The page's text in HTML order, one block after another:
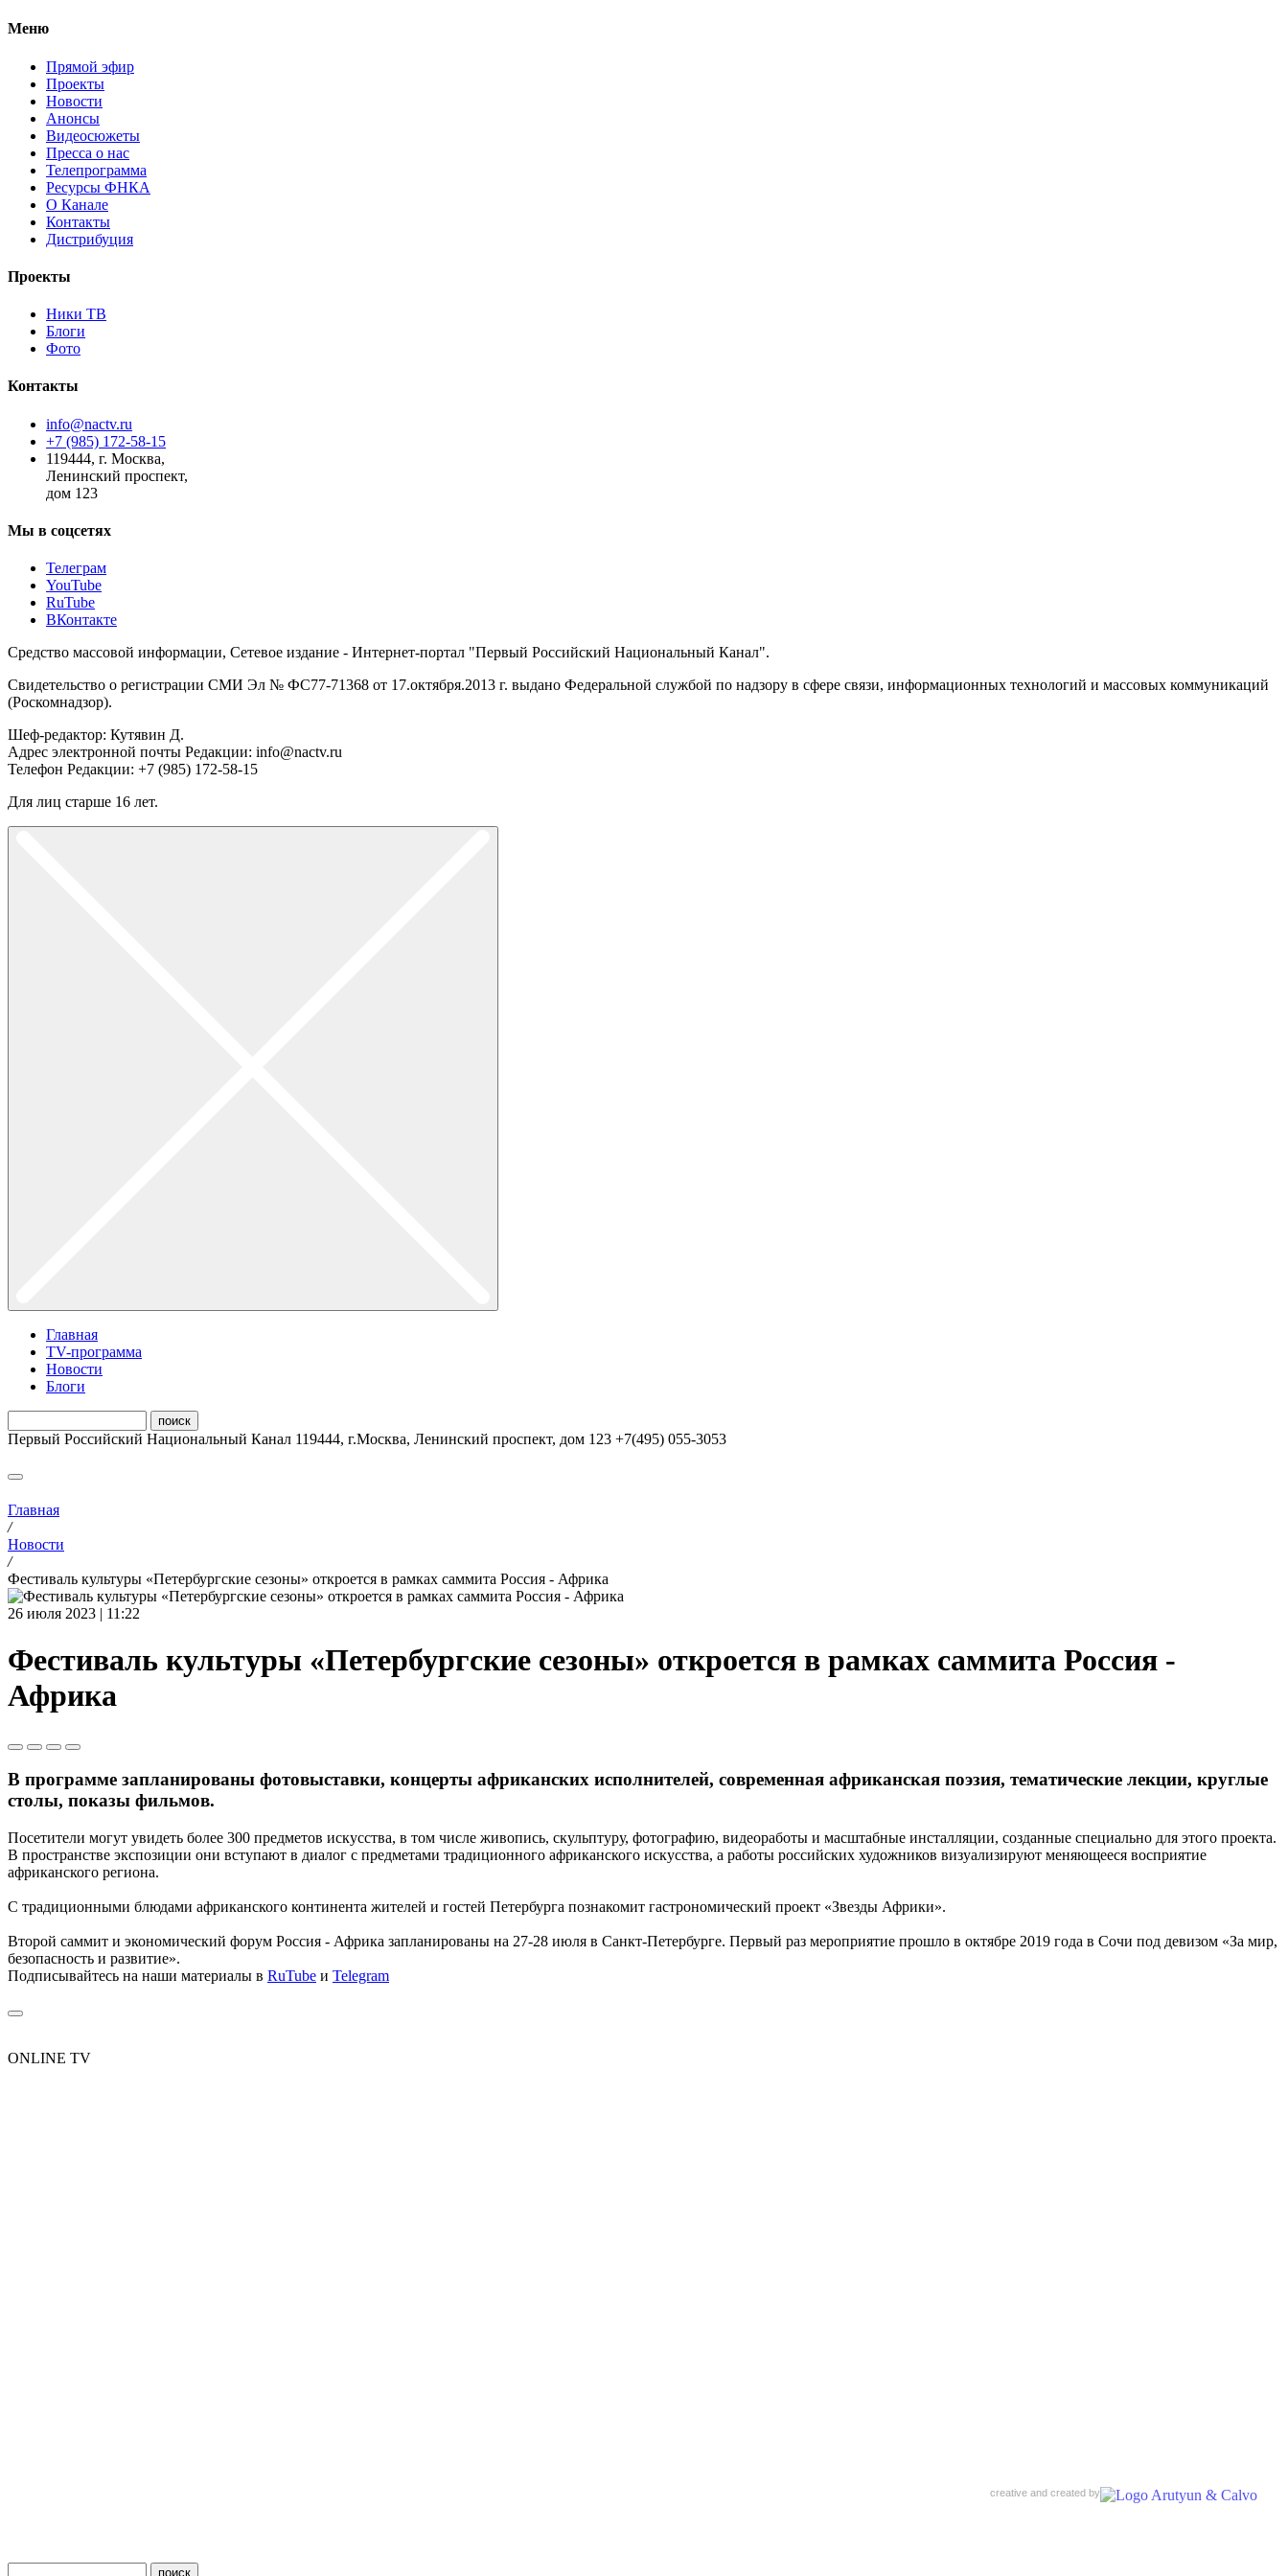
Меню
Прямой эфир
Проекты
Новости
Анонсы
Видеосюжеты
Пресса о нас
Телепрограмма
Ресурсы ФНКА
О Канале
Контакты
Дистрибуция
Проекты
Ники ТВ
Блоги
Фото
Контакты
info@nactv.ru
+7 (985) 172-58-15
119444, г. Москва,
Ленинский проспект,
дом 123
Мы в соцсетях
Телеграм
YouTube
RuTube
ВКонтакте
Средство массовой информации, Сетевое издание - Интернет-портал "Первый Российский Национальный Канал".
Свидетельство о регистрации СМИ Эл № ФС77-71368 от 17.октября.2013 г. выдано Федеральной службой по надзору в сфере связи, информационных технологий и массовых коммуникаций
(Роскомнадзор).
Шеф-редактор: Кутявин Д.
Адрес электронной почты Редакции: info@nactv.ru
Телефон Редакции: +7 (985) 172-58-15
Для лиц старше 16 лет.
creative and created by
Главная
ТV-программа
Новости
Блоги
Первый Российский Национальный Канал 119444, г.Москва, Ленинский проспект, дом 123 +7(495) 055-3053
Главная
/
Новости
/
Фестиваль культуры «Петербургские сезоны» откроется в рамках саммита Россия - Африка
26 июля 2023 | 11:22
Фестиваль культуры «Петербургские сезоны» откроется в рамках саммита Россия -
Африка
В программе запланированы фотовыставки, концерты африканских исполнителей, современная африканская поэзия, тематические лекции, круглые
столы, показы фильмов.
Посетители могут увидеть более 300 предметов искусства, в том числе живопись, скульптуру, фотографию, видеоработы и масштабные инсталляции, созданные специально для этого проекта.
В пространстве экспозиции они вступают в диалог с предметами традиционного африканского искусства, а работы российских художников визуализируют меняющееся восприятие
африканского региона.
С традиционными блюдами африканского континента жителей и гостей Петербурга познакомит гастрономический проект «Звезды Африки».
Второй саммит и экономический форум Россия - Африка запланированы на 27-28 июля в Санкт-Петербурге. Первый раз мероприятие прошло в октябре 2019 года в Сочи под девизом «За мир,
безопасность и развитие».
Подписывайтесь на наши материалы в RuTube и Telegram
ONLINE TV